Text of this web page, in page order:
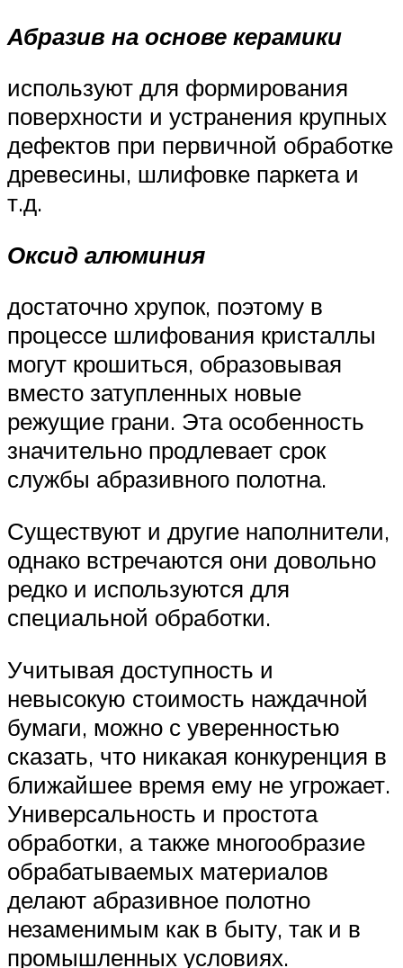
Абразив на основе керамики
используют для формирования
поверхности и устранения крупных
дефектов при первичной обработке
древесины, шлифовке паркета и
т.д.
Оксид алюминия
достаточно хрупок, поэтому в
процессе шлифования кристаллы
могут крошиться, образовывая
вместо затупленных новые
режущие грани. Эта особенность
значительно продлевает срок
службы абразивного полотна.
Существуют и другие наполнители,
однако встречаются они довольно
редко и используются для
специальной обработки.
Учитывая доступность и
невысокую стоимость наждачной
бумаги, можно с уверенностью
сказать, что никакая конкуренция в
ближайшее время ему не угрожает.
Универсальность и простота
обработки, а также многообразие
обрабатываемых материалов
делают абразивное полотно
незаменимым как в быту, так и в
промышленных условиях.